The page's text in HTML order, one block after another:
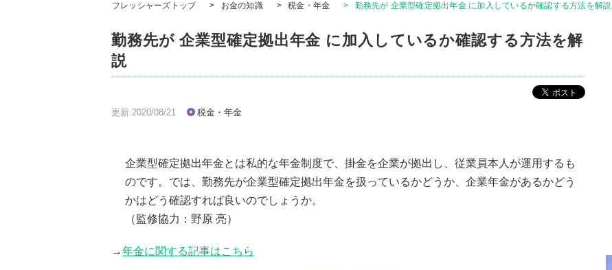
フレッシャーズトップ > お金の知識 > 税金・年金 > 勤務先が 企業型確定拠出年金 に加入しているか確認する方法を解説
勤務先が 企業型確定拠出年金 に加入しているか確認する方法を解
説
更新:2020/08/21 税金・年金
企業型確定拠出年金とは私的な年金制度で、掛金を企業が拠出し、従業員本人が運用するも
のです。では、勤務先が企業型確定拠出年金を扱っているかどうか、企業年金があるかどう
かはどう確認すれば良いのでしょうか。
（監修協力：野原 亮）
→年金に関する記事はこちら